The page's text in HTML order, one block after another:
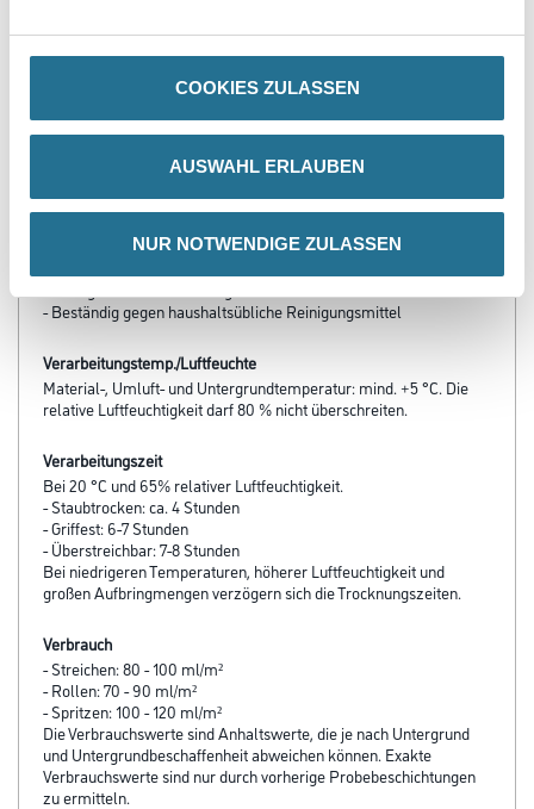
COOKIES ZULASSEN
AUSWAHL ERLAUBEN
NUR NOTWENDIGE ZULASSEN
PRODUKTEIGENSCHAFTEN
Produkteigenschaft
- Strapazierfähige Oberfläche
- Hohe Füllkraft
- Beständig gegen haushaltsübliche Reinigungsmittel
Verarbeitungstemp./Luftfeuchte
Material-, Umluft- und Untergrundtemperatur: mind. +5 °C. Die
relative Luftfeuchtigkeit darf 80 % nicht überschreiten.
Verarbeitungszeit
Bei 20 °C und 65% relativer Luftfeuchtigkeit.
- Staubtrocken: ca. 4 Stunden
- Griffest: 6-7 Stunden
- Überstreichbar: 7-8 Stunden
Bei niedrigeren Temperaturen, höherer Luftfeuchtigkeit und
großen Aufbringmengen verzögern sich die Trocknungszeiten.
Verbrauch
- Streichen: 80 - 100 ml/m²
- Rollen: 70 - 90 ml/m²
- Spritzen: 100 - 120 ml/m²
Die Verbrauchswerte sind Anhaltswerte, die je nach Untergrund
und Untergrundbeschaffenheit abweichen können. Exakte
Verbrauchswerte sind nur durch vorherige Probebeschichtungen
zu ermitteln.